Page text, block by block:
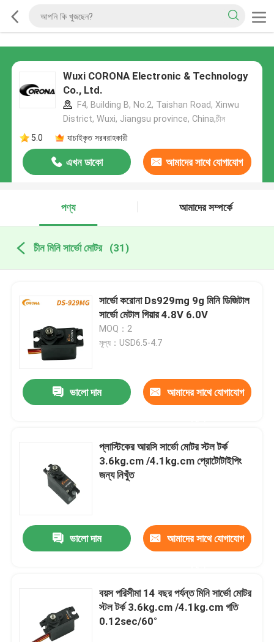
Wuxi CORONA Electronic & Technology
Co., Ltd.
F4, Building B, No.2, Taishan Road, Xinwu
District, Wuxi, Jiangsu province, China,চীন
5.0
যাচাইকৃত সরবরাহকারী
এখন ডাকো আমাদের সাথে যোগাযোগ
পণ্য
আমাদের সম্পর্কে
চীন মিনি সার্ভো মোটর (31)
সার্ভো করোনা Ds929mg 9g মিনি ডিজিটাল
সার্ভো মেটাল গিয়ার 4.8V 6.0V
MOQ：2
মূল্য：USD6.5-4.7
ভালো দাম আমাদের সাথে যোগাযোগ
প্লাস্টিকের আরসি সার্ভো মোটর স্টল টর্ক
3.6kg.cm /4.1kg.cm প্রোটোটাইপিং
জন্য নিখুঁত
ভালো দাম আমাদের সাথে যোগাযোগ
বয়স পরিসীমা 14 বছর পর্যন্ত মিনি সার্ভো মোটর
স্টল টর্ক 3.6kg.cm /4.1kg.cm গতি
0.12sec/60°